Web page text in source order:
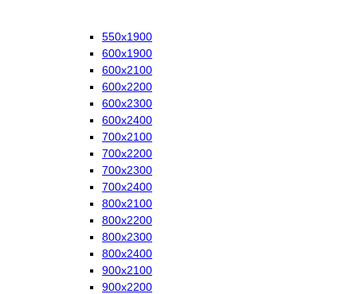
550х1900
600х1900
600х2100
600х2200
600х2300
600х2400
700х2100
700х2200
700х2300
700х2400
800х2100
800х2200
800х2300
800х2400
900х2100
900х2200